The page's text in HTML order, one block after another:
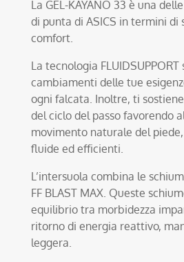
La GEL-KAYANO 33 è una
di punta di ASICS in termini di
comfort.
La tecnologia
cambiamenti delle tue
ogni falcata. Inoltre, ti
del ciclo del passo favorendo
movimento naturale del
fluide ed efficienti.
L’intersuola combina le
FF BLAST MAX. Queste
equilibrio tra morbidezza
ritorno di energia reattivo,
leggera.